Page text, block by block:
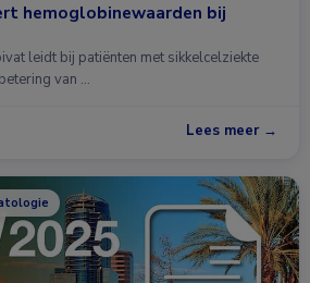
hemoglobinewaarden bij
leidt bij patiënten met sikkelcelziekte
van …
Lees meer →